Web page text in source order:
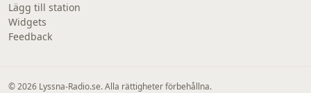
Lägg till station
Widgets
Feedback
© 2026 Lyssna-Radio.se. Alla rättigheter förbehållna.